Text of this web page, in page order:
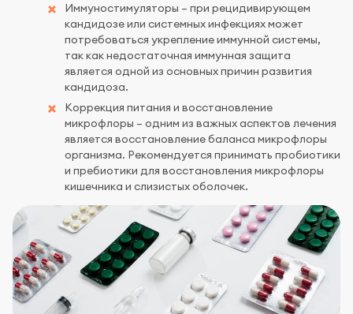
Иммуностимуляторы – при рецидивирующем
кандидозе или системных инфекциях может
потребоваться укрепление иммунной системы,
так как недостаточная иммунная защита
является одной из основных причин развития
кандидоза.
Коррекция питания и восстановление
микрофлоры – одним из важных аспектов лечения
является восстановление баланса микрофлоры
организма. Рекомендуется принимать пробиотики
и пребиотики для восстановления микрофлоры
кишечника и слизистых оболочек.